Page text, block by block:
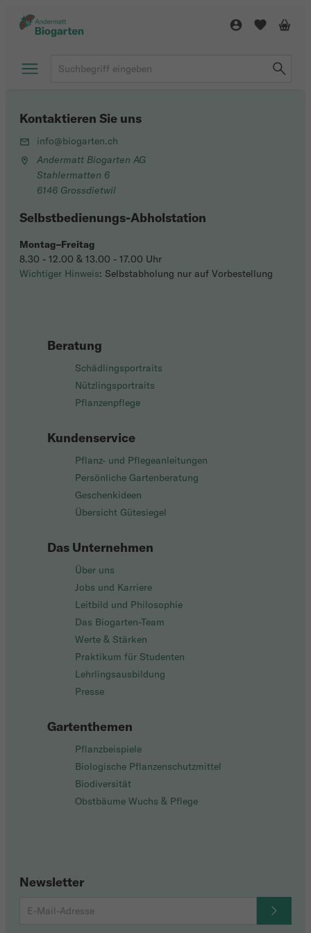
Beratung
Schädlingsportraits
Nützlingsportraits
Pflanzenpflege
Kundenservice
Pflanz- und Pflegeanleitungen
Persönliche Gartenberatung
Geschenkideen
Übersicht Gütesiegel
Das Unternehmen
Über uns
Jobs und Karriere
Leitbild und Philosophie
Das Biogarten-Team
Werte & Stärken
Praktikum für Studenten
Lehrlingsausbildung
Presse
Gartenthemen
Pflanzbeispiele
Biologische Pflanzenschutzmittel
Biodiversität
Obstbäume Wuchs & Pflege
Newsletter
Kontaktieren Sie uns
info@biogarten.ch
Andermatt Biogarten AG
Stahlermatten 6
6146 Grossdietwil
Selbstbedienungs-Abholstation
Montag–Freitag
8.30 - 12.00 & 13.00 - 17.00 Uhr
Wichtiger Hinweis: Selbstabholung nur auf Vorbestellung